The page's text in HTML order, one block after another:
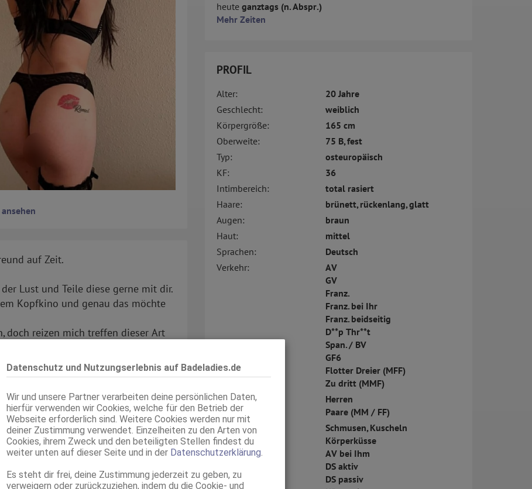
Datenschutz und Nutzungserlebnis auf Badeladies.de
Wir und unsere Partner verarbeiten deine persönlichen Daten,
hierfür verwenden wir Cookies, welche für den Betrieb der
Webseite erforderlich sind. Weitere Cookies werden nur mit
deiner Zustimmung verwendet. Einzelheiten zu den Arten von
Cookies, ihrem Zweck und den beteiligten Stellen findest du
weiter unten auf dieser Seite und in der Datenschutzerklärung
Es steht dir frei, deine Zustimmung jederzeit zu geben, zu
verweigern oder zurückzuziehen, indem du die Cookie- und
auf Zeit.
Lust und Teile diese gerne mit dir.
Kopfkino und genau das möchte
doch reizen mich treffen dieser Art
dass du die Anzeige auf
heute ganztags (n. Abspr.)
Mehr Zeiten
PROFIL
Alter:
20 Jahre
Geschlecht:
weiblich
Körpergröße:
165 cm
Oberweite:
75 B, fest
Typ:
osteuropäisch
KF:
36
Intimbereich:
total rasiert
Haare:
brünett, rückenlang, glatt
Augen:
braun
Haut:
mittel
Sprachen:
Deutsch
Verkehr:
AV
GV
Franz.
Franz. bei Ihr
Franz. beidseitig
D**p Thr**t
Span. / BV
GF6
Flotter Dreier (MFF)
Zu dritt (MMF)
Service für:
Herren
Paare (MM / FF)
Service:
Schmusen, Kuscheln
Körperküsse
AV bei Ihm
DS aktiv
DS passiv